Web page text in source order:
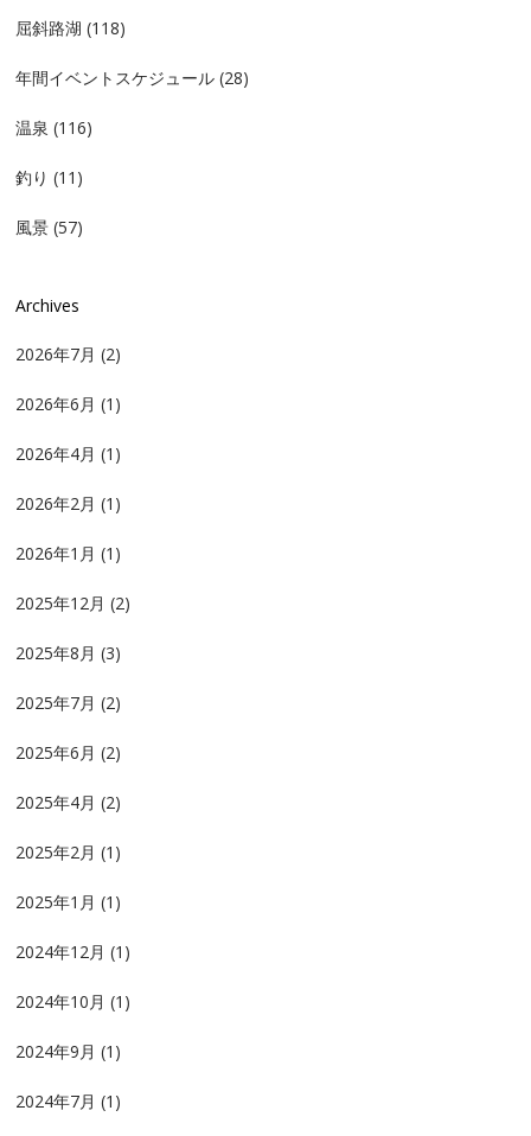
屈斜路湖 (118)
年間イベントスケジュール (28)
温泉 (116)
釣り (11)
風景 (57)
Archives
2026年7月 (2)
2026年6月 (1)
2026年4月 (1)
2026年2月 (1)
2026年1月 (1)
2025年12月 (2)
2025年8月 (3)
2025年7月 (2)
2025年6月 (2)
2025年4月 (2)
2025年2月 (1)
2025年1月 (1)
2024年12月 (1)
2024年10月 (1)
2024年9月 (1)
2024年7月 (1)